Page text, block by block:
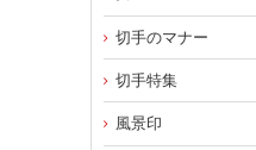
切手のマナー
切手特集
風景印